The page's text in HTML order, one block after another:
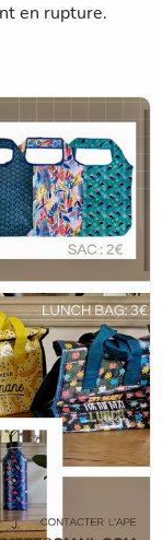
en rupture.